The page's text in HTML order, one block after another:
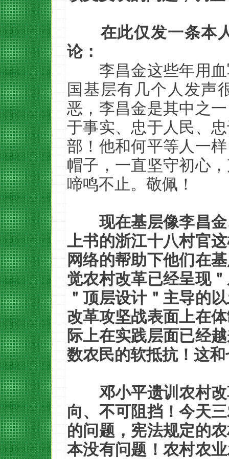
在此仅发一条本
论：
李昌金这些年用
国基层有几个人发声
恶，李昌金是其中之
于事实、忠于人民、
部！他和何平等人一
帽子，一直坚守初心
啼鸣不止。敬佩！
现在基层像李昌
上书的浙江十八村官
网络的帮助下他们在
觉农村改革已经呈现
＂顶层设计＂主导的
改革攻坚战表面上在
际上在实践层面已经
数农民的软抵抗！这
邓小平遗训农村
向、不可阻挡！今天
的问题，宪法规定的
本没有问题！农村农